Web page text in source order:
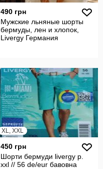
490 грн
Мужские льняные шорты
бермуды, лен и хлопок,
Livergy Германия
XL, XXL
450 грн
Шорти бермуди livergy р.
xxl // 56 de/eur бавовна